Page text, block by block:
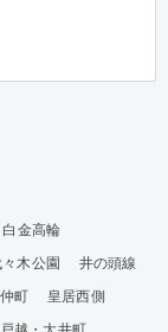
白金高輪
木公園
井の頭線
町
皇居西側